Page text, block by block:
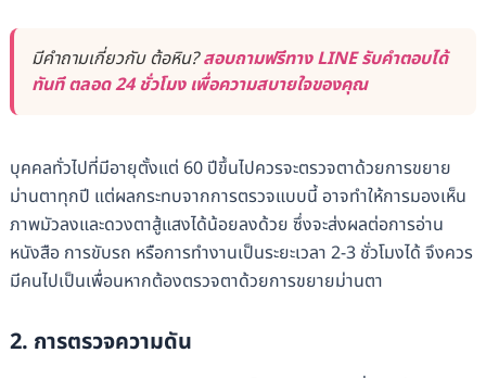
มีคำถามเกี่ยวกับ ต้อหิน?สอบถามฟรีทาง LINE รับคำตอบได้
ทันที ตลอด 24 ชั่วโมง เพื่อความสบายใจของคุณ
บุคคลทั่วไปที่มีอายุตั้งแต่ 60 ปีขึ้นไปควรจะตรวจตาด้วยการขยาย
ม่านตาทุกปี แต่ผลกระทบจากการตรวจแบบนี้ อาจทำให้การมองเห็น
ภาพมัวลงและดวงตาสู้แสงได้น้อยลงด้วย ซึ่งจะส่งผลต่อการอ่าน
หนังสือ การขับรถ หรือการทำงานเป็นระยะเวลา 2-3 ชั่วโมงได้ จึงควร
มีคนไปเป็นเพื่อนหากต้องตรวจตาด้วยการขยายม่านตา
2. การตรวจความดัน